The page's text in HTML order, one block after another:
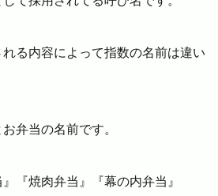
る内容によって指数の名前は違い
弁当の名前です。
『焼肉弁当』『幕の内弁当』